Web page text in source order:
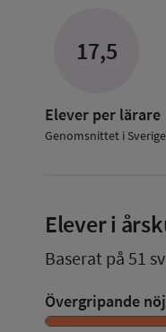
17,5
Elever per lärare
Genomsnittet i
Elever i
Baserat på 51
Övergripande